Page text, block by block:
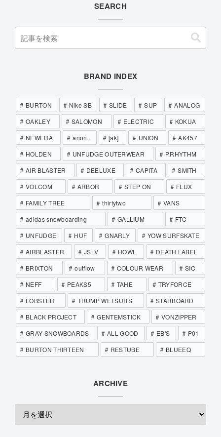
SEARCH
BRAND INDEX
BURTON Nike SB SLIDE SUP
ANALOG
OAKLEY
SALOMON ELECTRIC
KOKUA
NEWERA
anon. [ak] UNION
AK457
HOLDEN
UNFUDGE OUTERWEAR
P.RHYTHM
AIR BLASTER
DEELUXE CAPITA
SMITH
VOLCOM
ARBOR STEP ON
FLUX
FAMILY TREE
thirtytwo
VANS
adidas snowboarding
GALLIUM
FTC
UNFUDGE
HUF GNARLY
YOW SURFSKATE
AIRBLASTER
JSLV HOWL
DEATH LABEL
BRIXTON
outflow COLOUR WEAR
SIC
NEFF
PEAKS5 TAHE
TRYFORCE
LOBSTER
TRUMP WETSUITS
STARBOARD
BLACK PROJECT
GENTEMSTICK
VONZIPPER
GRAY SNOWBOARDS
ALL GOOD EB'S
P01
BURTON THIRTEEN
RESTUBE BLUEEQ
ARCHIVE